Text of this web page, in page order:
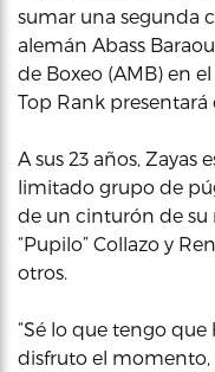
sumar una segunda
alemán Abass
de Boxeo (AMB) en
Top Rank presentará
A sus 23 años, Zayas
limitado grupo de
de un cinturón de su
“Pupilo” Collazo y
otros.
“Sé lo que tengo que
disfruto el momento,